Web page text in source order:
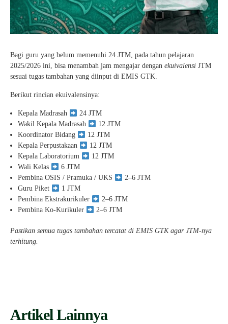
Bagi guru yang belum memenuhi 24 JTM, pada tahun pelajaran
2025/2026 ini, bisa menambah jam mengajar dengan ekuivalensi JTM
sesuai tugas tambahan yang diinput di EMIS GTK.
Berikut rincian ekuivalensinya:
Kepala Madrasah
24 JTM
Wakil Kepala Madrasah
12 JTM
Koordinator Bidang
12 JTM
Kepala Perpustakaan
12 JTM
Kepala Laboratorium
12 JTM
Wali Kelas
6 JTM
Pembina OSIS / Pramuka / UKS
2–6 JTM
Guru Piket
1 JTM
Pembina Ekstrakurikuler
2–6 JTM
Pembina Ko-Kurikuler
2–6 JTM
Pastikan semua tugas tambahan tercatat di EMIS GTK agar JTM-nya
terhitung.
Artikel Lainnya